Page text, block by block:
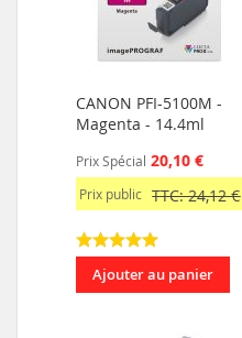
CANON PFI-5100M -
Magenta - 14.4ml
Prix Spécial 20,10 €
Prix public TTC: 24,12 €
Ajouter au panier